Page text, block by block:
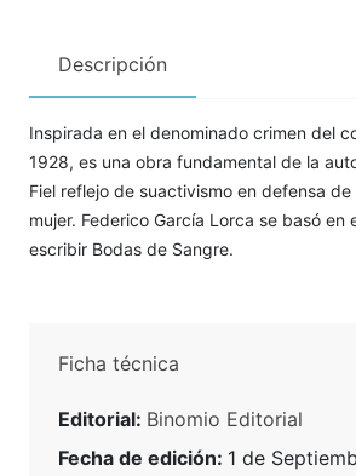
Descripción
Inspirada en el denominado crimen del
1928, es una obra fundamental de la
Fiel reflejo de suactivismo en defensa
mujer. Federico García Lorca se basó en
escribir Bodas de Sangre.
Ficha técnica
Editorial: Binomio Editorial
Fecha de edición: 1 de